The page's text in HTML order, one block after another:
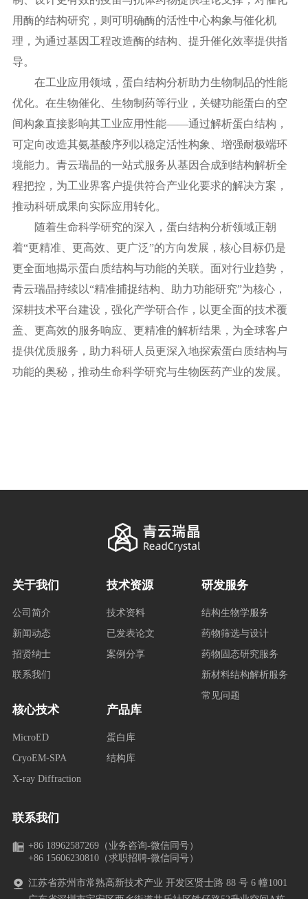
用酶的结构研究，则可明确酶的活性中心构象与催化机
理，为通过基因工程改造酶的结构、提升催化效率提供指
导。
在工业应用领域，蛋白结构分析助力生物制品的性能
优化。在生物催化、生物制药等行业，关键功能蛋白的空
间构象直接影响其工业应用性能——通过解析蛋白结构，
可定向改造其氨基酸序列以稳定活性构象、增强耐极端环
境能力。青云瑞晶的一站式服务从基因合成到结构解析全
程把控，为工业界客户提供符合产业化要求的解决方案，
推动科研成果向实际应用转化。
随着生命科学研究的深入，蛋白结构分析领域正朝
着“更精准、更高效、更广泛”的方向发展，核心目标仍是
更全面地揭示蛋白质结构与功能的关联。面对行业趋势，
青云瑞晶持续以“精准捕捉结构、助力功能研究”为核心，
深耕技术平台建设，强化产学研合作，以更全面的技术覆
盖、更高效的服务响应、更精准的解析结果，为全球客户
提供优质服务，助力科研人员更深入地探索蛋白质结构与
功能的奥秘，推动生命科学研究与生物医药产业的发展。
研发服务
结构生物学服务
药物筛选与设计
药物固态研究服务
新材料结构解析服务
常见问题
产品库
蛋白库
结构库
核心技术
MicroED
CryoEM-SPA
X-ray Diffraction
技术资源
技术资料
已发表论文
案例分享
关于我们
公司简介
新闻动态
招贤纳士
联系我们
联系我们
+86 18962587269（业务咨询-微信同号）
+86 15606230810（求职招聘-微信同号）
江苏省苏州市常熟高新技术产业 开发区贤士路 88 号 6 幢1001